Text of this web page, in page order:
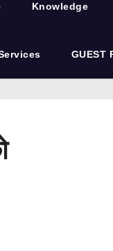
Knowledge
GUEST